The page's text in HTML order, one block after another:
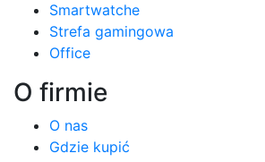
Smartwatche
Strefa gamingowa
Office
O firmie
O nas
Gdzie kupić